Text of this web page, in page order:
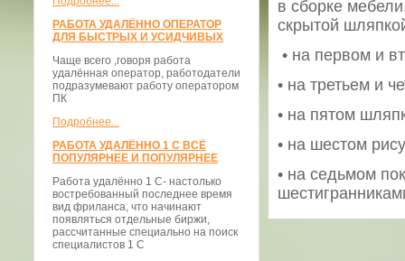
РАБОТА УДАЛЁННО ОПЕРАТОР
ДЛЯ БЫСТРЫХ И УСИДЧИВЫХ
Чаще всего ,говоря работа
удалённая оператор, работодатели
подразумевают работу оператором
ПК
Подробнее...
РАБОТА УДАЛЁННО 1 С ВСЁ
ПОПУЛЯРНЕЕ И ПОПУЛЯРНЕЕ
Работа удалённо 1 С- настолько
востребованный последнее время
вид фриланса, что начинают
появляться отдельные биржи,
рассчитанные специально на поиск
специалистов 1 С
в сборке
скрытой
• на первом и
• на третьем и
• на пятом
• на шестом
• на седьмом